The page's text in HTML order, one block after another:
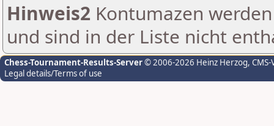
Hinweis2 Kontumazen
und sind in der Liste nicht
Chess-Tournament-Results-Server© 2006-2026 Heinz Herzog,
Legal details/Terms of use